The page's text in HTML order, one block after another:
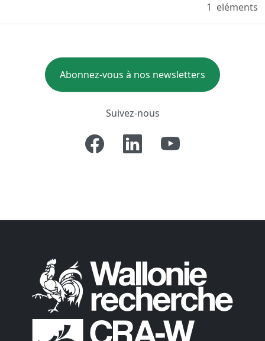
1 eléments
Abonnez-vous à nos newsletters
Suivez-nous